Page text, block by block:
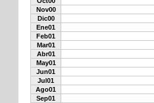
Nov00
Dic00
Ene01
Feb01
Mar01
Abr01
May01
Jun01
Jul01
Ago01
Sep01